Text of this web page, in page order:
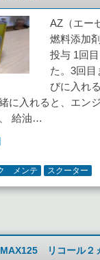
AZ（エー
燃料添加
投与 1回
た。3回目
びに入れ
に入れると、エン
給油…
メンテ スクーター
リコール２